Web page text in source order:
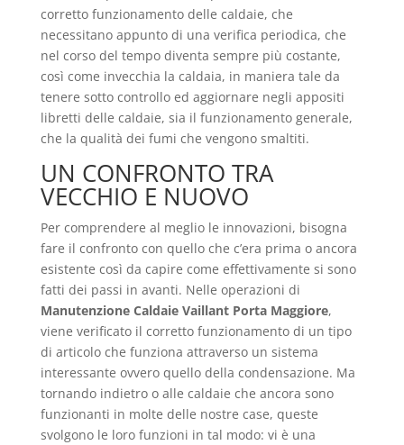
corretto funzionamento delle caldaie, che
necessitano appunto di una verifica periodica, che
nel corso del tempo diventa sempre più costante,
così come invecchia la caldaia, in maniera tale da
tenere sotto controllo ed aggiornare negli appositi
libretti delle caldaie, sia il funzionamento generale,
che la qualità dei fumi che vengono smaltiti.
UN CONFRONTO TRA
VECCHIO E NUOVO
Per comprendere al meglio le innovazioni, bisogna
fare il confronto con quello che c’era prima o ancora
esistente così da capire come effettivamente si sono
fatti dei passi in avanti. Nelle operazioni di
Manutenzione Caldaie Vaillant Porta Maggiore,
viene verificato il corretto funzionamento di un tipo
di articolo che funziona attraverso un sistema
interessante ovvero quello della condensazione. Ma
tornando indietro o alle caldaie che ancora sono
funzionanti in molte delle nostre case, queste
svolgono le loro funzioni in tal modo: vi è una